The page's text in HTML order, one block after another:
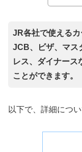
JR各社で使えるカ
JCB、ビザ、マス
レス、ダイナース
ことができます。
以下で、詳細につ